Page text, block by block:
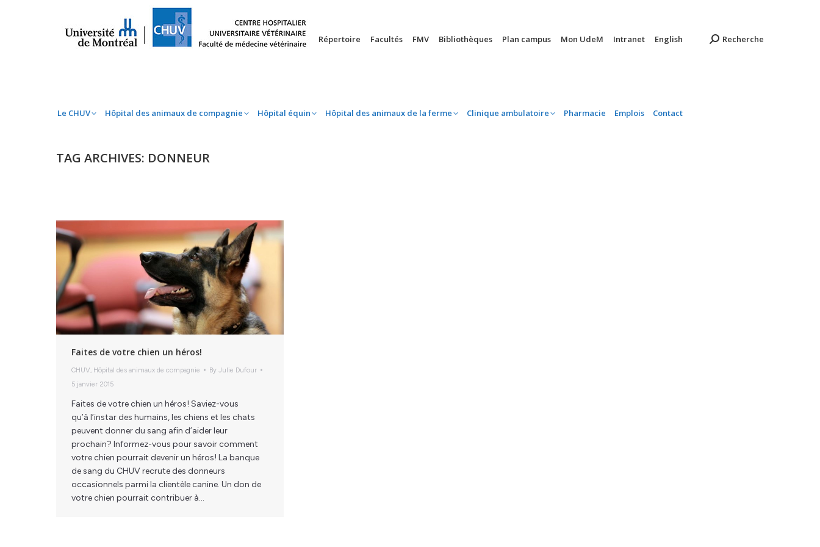
Répertoire Facultés FMV Bibliothèques Plan campus Mon UdeM Intranet English Recherche
Le CHUV Hôpital des animaux de compagnie Hôpital équin Hôpital des animaux de la ferme Clinique ambulatoire Pharmacie Emplois Contact
TAG ARCHIVES: DONNEUR
Faites de votre chien un héros!
CHUV Hôpital des animaux de compagnie By Julie Dufour
5 janvier 2015
Faites de votre chien un héros! Saviez-vous
qu’à l’instar des humains, les chiens et les chats
peuvent donner du sang afin d’aider leur
prochain? Informez-vous pour savoir comment
votre chien pourrait devenir un héros! La banque
de sang du CHUV recrute des donneurs
occasionnels parmi la clientèle canine. Un don de
votre chien pourrait contribuer à…
Le CHUV Hôpital des animaux de compagnie Hôpital équin